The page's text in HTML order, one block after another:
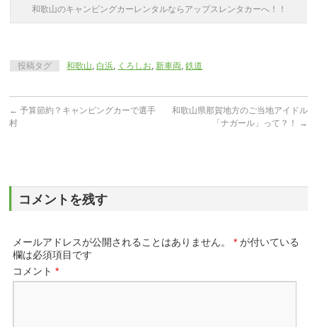
和歌山のキャンピングカーレンタルならアップスレンタカーへ！！
投稿タグ 和歌山, 白浜, くろしお, 新車両,鉄道
← 予算節約？キャンピングカーで選手
村
和歌山県那賀地方のご当地アイドル
「ナガール」って？！
→
コメントを残す
メールアドレスが公開されることはありません。 * が付いている
欄は必須項目です
コメント*